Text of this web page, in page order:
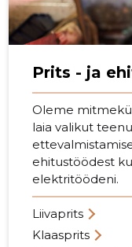
Prits - ja
Oleme
laia valikut
ehitustöödest
elektritöödeni.
Liivaprits
Klaasprits